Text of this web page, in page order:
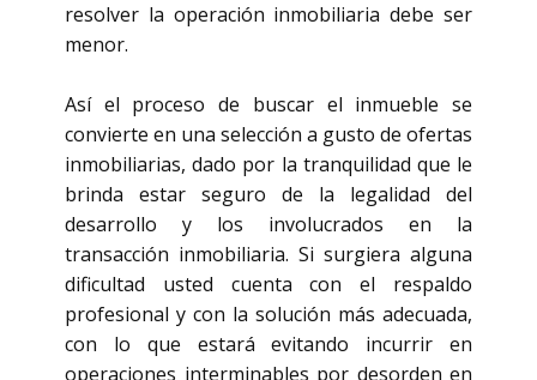
resolver la operación inmobiliaria debe ser
menor.
Así el proceso de buscar el inmueble se
convierte en una selección a gusto de ofertas
inmobiliarias, dado por la tranquilidad que le
brinda estar seguro de la legalidad del
desarrollo y los involucrados en la
transacción inmobiliaria. Si surgiera alguna
dificultad usted cuenta con el respaldo
profesional y con la solución más adecuada,
con lo que estará evitando incurrir en
operaciones interminables por desorden en